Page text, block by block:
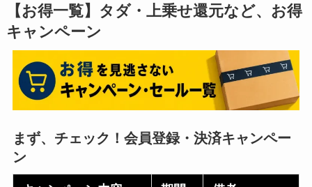
【お得一覧】 タダ・上乗せ還元など、お得
キャンペーン
まず、チェック！ 会員登録・決済キャンペー
ン